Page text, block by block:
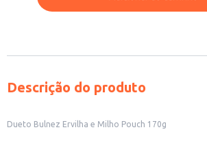
Descrição do produto
Dueto Bulnez Ervilha e Milho Pouch 170g